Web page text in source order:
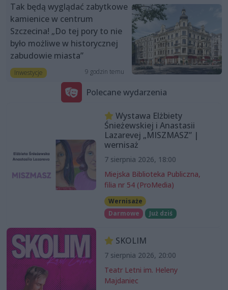
Tak będą wyglądać zabytkowe
kamienice w centrum
Szczecina! „Do tej pory to nie
było możliwe w historycznej
zabudowie miasta”
Inwestycje 9 godzin temu
Polecane wydarzenia
Wystawa Elżbiety
Śnieżewskiej i Anastasii
Lazarevej „MISZMASZ” |
wernisaż
7 sierpnia 2026, 18:00
Miejska Biblioteka Publiczna,
filia nr 54 (ProMedia)
Wernisaże
Darmowe
Już dziś
SKOLIM
7 sierpnia 2026, 20:00
Teatr Letni im. Heleny
Majdaniec